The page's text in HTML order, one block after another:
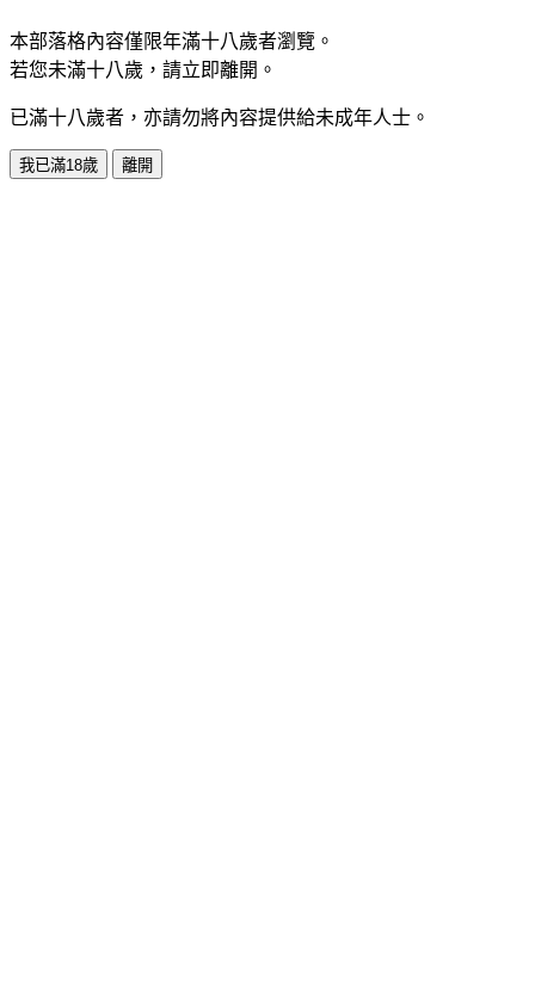
本部落格內容僅限年滿十八歲者瀏覽。
若您未滿十八歲，請立即離開。
已滿十八歲者，亦請勿將內容提供給未成年人士。
我已滿18歲 離開